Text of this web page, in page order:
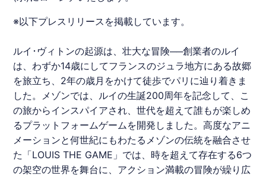
※以下プレスリリースを掲載しています。
ルイ･ヴィトンの起源は、壮大な冒険──創業者のルイ
は、わずか14歳にしてフランスのジュラ地方にある故郷
を旅立ち、2年の歳月をかけて徒歩でパリに辿り着きま
した。メゾンでは、ルイの生誕200周年を記念して、こ
の旅からインスパイアされ、世代を超えて誰もが楽しめ
るプラットフォームゲームを開発しました。高度なアニ
メーションと何世紀にもわたるメゾンの伝統を融合させ
た「LOUIS THE GAME」では、時を超えて存在する6つ
の架空の世界を舞台に、アクション満載の冒険が繰り広